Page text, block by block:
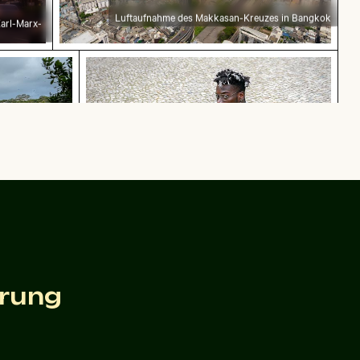
Marx- Luftaufnahme des Makkasan-Kreuzes in Bangkok
von üppigem Grün mit Regenbogen, Mauritius
Modischer Mann auf Kopfsteinpflaster